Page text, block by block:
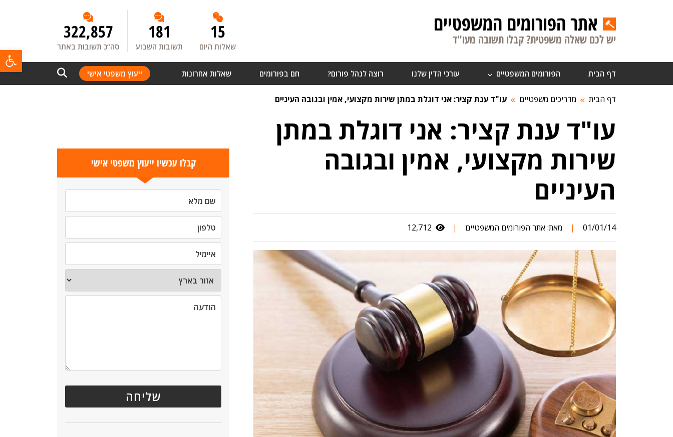
אתר הפורומים המשפטיים
יש לכם שאלה משפטית? קבלו תשובה מעו"ד 15
שאלות היום
181
תשובות השבוע
322,857
סה”כ תשובות באתר
דף הבית הפורומים המשפטיים עורכי הדין שלנו רוצה לנהל פורום? חם בפורומים שאלות אחרונות ייעוץ משפטי אישי
דף הבית מדריכים משפטיים עו"ד ענת קציר: אני דוגלת במתן שירות מקצועי, אמין ובגובה העיניים
עו"ד ענת קציר: אני דוגלת במתן
שירות מקצועי, אמין ובגובה
העיניים
01/01/14
| מאת: אתר הפורומים המשפטיים |
קבלו עכשיו ייעוץ משפטי אישי